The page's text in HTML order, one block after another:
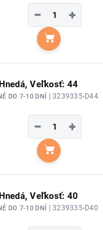
+
−
Do košíka
Veľkosť: 44
DO 7-10 DNÍ | 3239335-D44
+
−
Do košíka
Veľkosť: 40
DO 7-10 DNÍ | 3239335-D40